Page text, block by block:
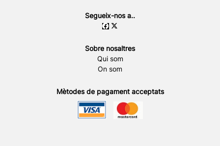
Segueix-nos a..
Sobre nosaltres
Qui som
On som
Mètodes de pagament acceptats